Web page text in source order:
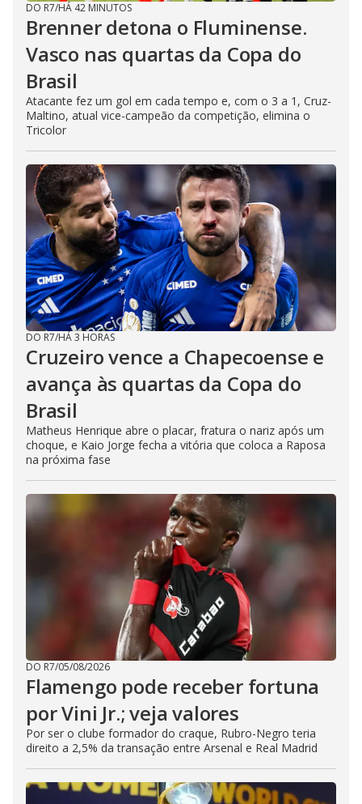
DO R7/HÁ 42 MINUTOS
Brenner detona o Fluminense.
Vasco nas quartas da Copa do
Brasil
Atacante fez um gol em cada tempo e, com o 3 a 1, Cruz-
Maltino, atual vice-campeão da competição, elimina o
Tricolor
DO R7/HÁ 3 HORAS
Cruzeiro vence a Chapecoense e
avança às quartas da Copa do
Brasil
Matheus Henrique abre o placar, fratura o nariz após um
choque, e Kaio Jorge fecha a vitória que coloca a Raposa
na próxima fase
DO R7/05/08/2026
Flamengo pode receber fortuna
por Vini Jr.; veja valores
Por ser o clube formador do craque, Rubro-Negro teria
direito a 2,5% da transação entre Arsenal e Real Madrid